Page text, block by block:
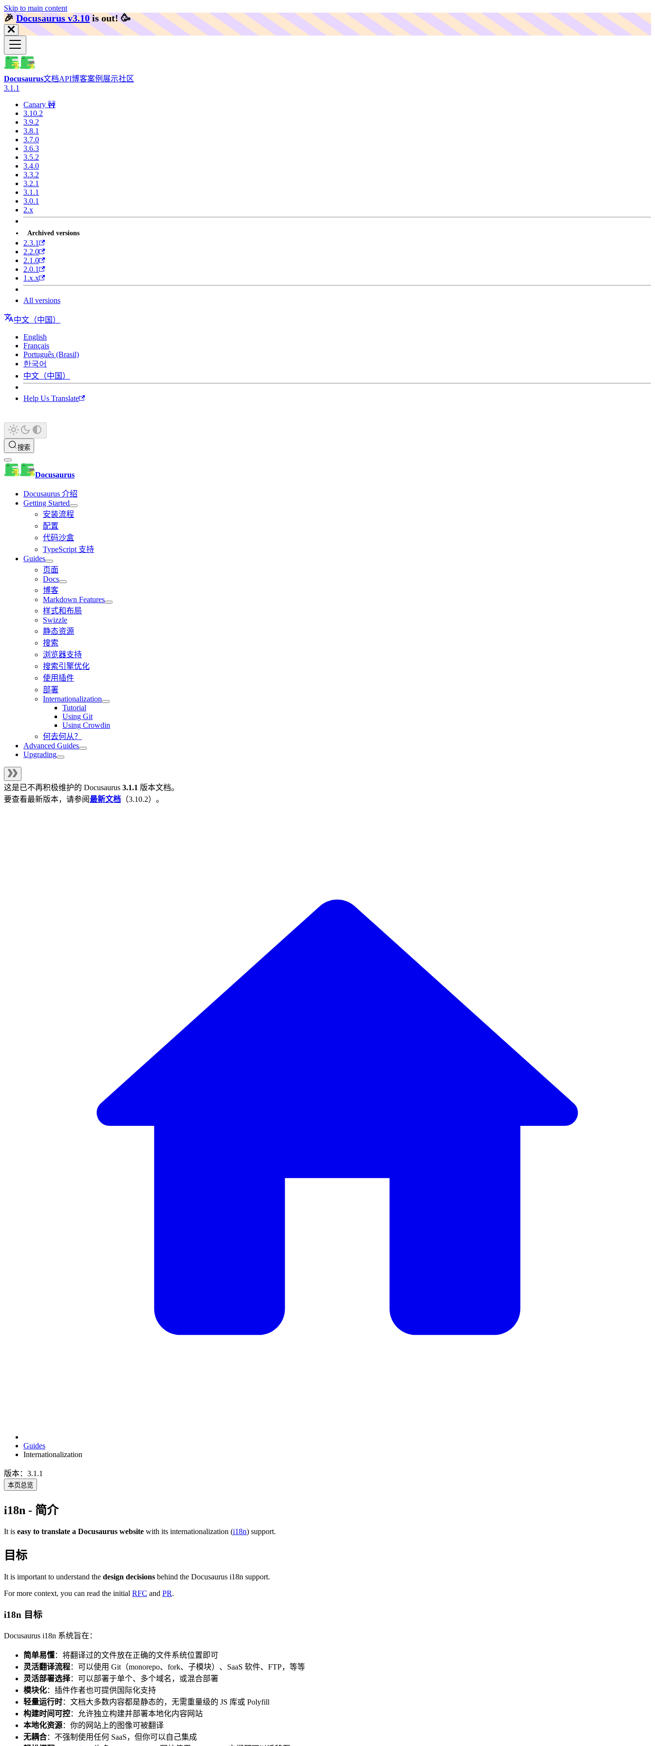
Skip to main content
🎉️Docusaurus v3.10 is out! 🥳️
Docusaurus文档API博客案例展示社区
3.1.1
Canary 🚧
3.10.2
3.9.2
3.8.1
3.7.0
3.6.3
3.5.2
3.4.0
3.3.2
3.2.1
3.1.1
3.0.1
2.x
Archived versions
2.3.1
2.2.0
2.1.0
2.0.1
1.x.x
All versions
中文（中国）
English
Français
Português (Brasil)
한국어
中文（中国）
Help Us Translate
搜索
Docusaurus
Docusaurus 介绍
Getting Started
安装流程
配置
代码沙盒
TypeScript 支持
Guides
页面
Docs
博客
Markdown Features
样式和布局
Swizzle
静态资源
搜索
浏览器支持
搜索引擎优化
使用插件
部署
Internationalization
Tutorial
Using Git
Using Crowdin
何去何从？
Advanced Guides
Upgrading
这是已不再积极维护的 Docusaurus 3.1.1 版本文档。
要查看最新版本，请参阅最新文档 （3.10.2）。
Guides
Internationalization
版本：3.1.1
本页总览
i18n - 简介
It is easy to translate a Docusaurus website with its internationalization (i18n) support.
目标
It is important to understand the design decisions behind the Docusaurus i18n support.
For more context, you can read the initial RFC and PR.
i18n 目标
Docusaurus i18n 系统旨在：
简单易懂：将翻译过的文件放在正确的文件系统位置即可
灵活翻译流程：可以使用 Git（monorepo、fork、子模块）、SaaS 软件、FTP，等等
灵活部署选择：可以部署于单个、多个域名，或混合部署
模块化：插件作者也可提供国际化支持
轻量运行时：文档大多数内容都是静态的，无需重量级的 JS 库或 Polyfill
构建时间可控：允许独立构建并部署本地化内容网站
本地化资源：你的网站上的图像可被翻译
无耦合：不强制使用任何 SaaS，但你可以自己集成